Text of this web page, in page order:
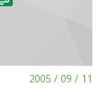
11 / 09 / 2005